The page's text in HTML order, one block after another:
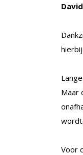
Maar
wordt
Voor